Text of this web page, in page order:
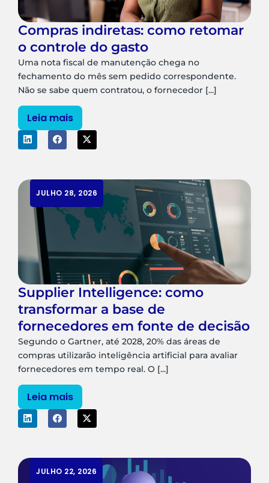
Compras indiretas: como retomar
o controle do gasto
Uma nota fiscal de manutenção chega no
fechamento do mês sem pedido correspondente.
Não se sabe quem contratou, o fornecedor [...]
Leia mais
JULHO 28, 2026
Supplier Intelligence: como
transformar a base de
fornecedores em fonte de decisão
Segundo o Gartner, até 2028, 20% das áreas de
compras utilizarão inteligência artificial para avaliar
fornecedores em tempo real. O [...]
Leia mais
JULHO 22, 2026